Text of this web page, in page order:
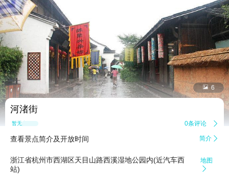
 6
河渚街
暂无点评 0条评论 
查看景点简介及开放时间 简介 
浙江省杭州市西湖区天目山路西溪湿地公园内(近汽车西
站)
地图

